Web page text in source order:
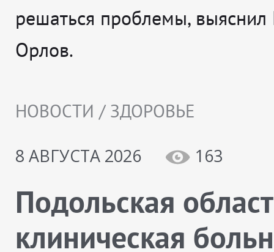
решаться проблемы, выяснил
Орлов.
НОВОСТИ / ЗДОРОВЬЕ
8 АВГУСТА 2026
163
Подольская
клиническая